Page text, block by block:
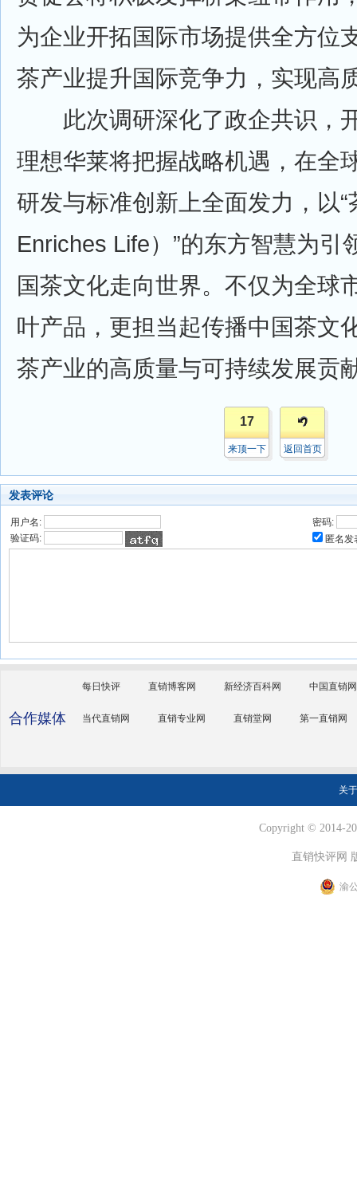
为企业开拓国际市场提供全方位
茶产业提升国际竞争力，实现高
此次调研深化了政企共识，
理想华莱将把握战略机遇，在全
研发与标准创新上全面发力，以“
Enriches Life）”的东方智慧为引
国茶文化走向世界。不仅为全球
叶产品，更担当起传播中国茶文
茶产业的高质量与可持续发展贡
17
来顶一下 返回首页
发表评论
用户名:
密码:
验证码:
匿名发
合作媒体
每日快评 直销博客网 新经济百科网 中国直销网
当代直销网 直销专业网 直销堂网 第一直销网
关
Copyright © 2014-
直销快评网
渝